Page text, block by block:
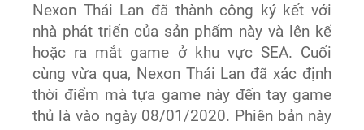
Nexon Thái Lan đã thành công ký kết với
nhà phát triển của sản phẩm này và lên kế
hoặc ra mắt game ở khu vực SEA. Cuối
cùng vừa qua, Nexon Thái Lan đã xác định
thời điểm mà tựa game này đến tay game
thủ là vào ngày 08/01/2020. Phiên bản này